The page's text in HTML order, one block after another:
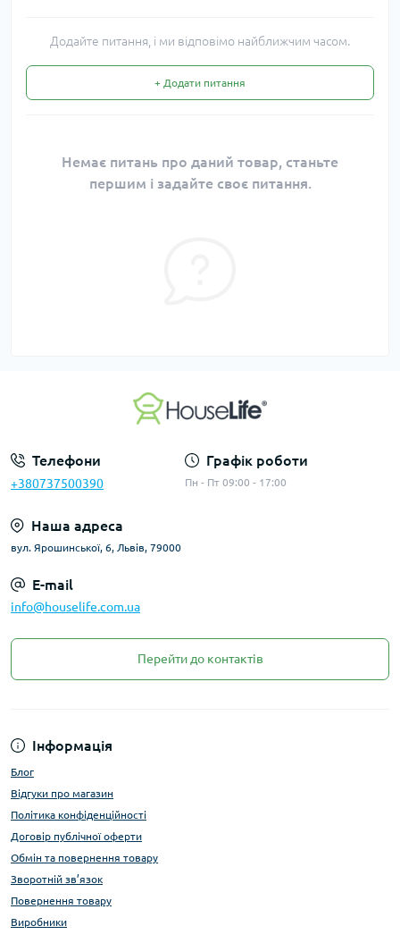
Додайте питання, і ми відповімо найближчим часом.
+ Додати питання
Немає питань про даний товар, станьте
першим і задайте своє питання.
Телефони
+380737500390
Графік роботи
Пн - Пт 09:00 - 17:00
Наша адреса
вул. Ярошинської, 6, Львів, 79000
E-mail
info@houselife.com.ua
Перейти до контактів
Інформація
Блог
Відгуки про магазин
Політика конфіденційності
Договір публічної оферти
Обмін та повернення товару
Зворотній зв’язок
Повернення товару
Виробники